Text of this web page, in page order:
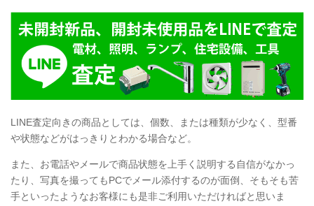
LINE査定向きの商品としては、個数、または種類が少なく、型番
や状態などがはっきりとわかる場合など。
また、お電話やメールで商品状態を上手く説明する自信がなかっ
たり、写真を撮ってもPCでメール添付するのが面倒、そもそも苦
手といったようなお客様にも是非ご利用いただければと思いま